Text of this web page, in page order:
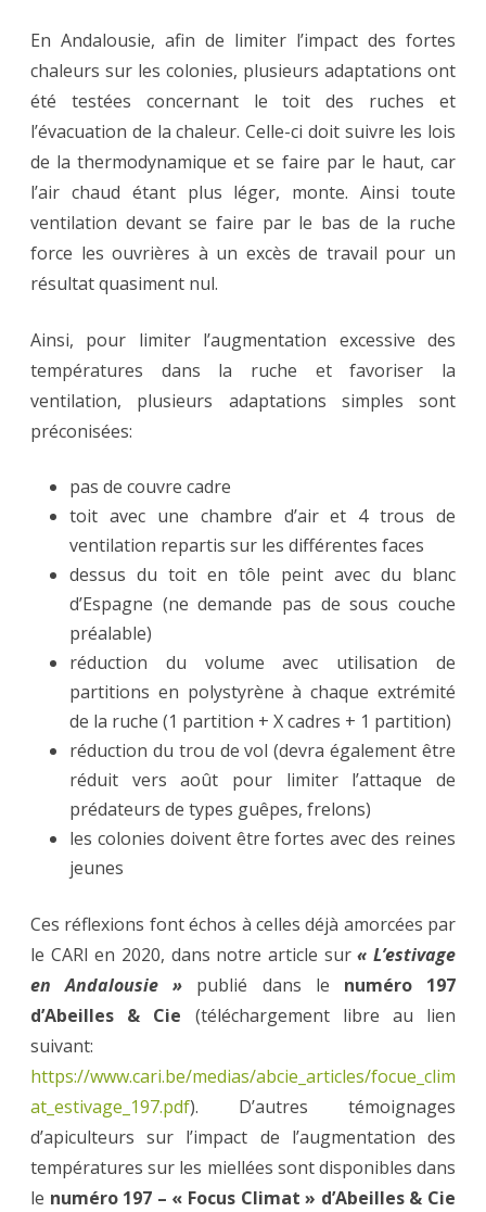
En Andalousie, afin de limiter l’impact des fortes
chaleurs sur les colonies, plusieurs adaptations ont
été testées concernant le toit des ruches et
l’évacuation de la chaleur. Celle-ci doit suivre les lois
de la thermodynamique et se faire par le haut, car
l’air chaud étant plus léger, monte. Ainsi toute
ventilation devant se faire par le bas de la ruche
force les ouvrières à un excès de travail pour un
résultat quasiment nul.
Ainsi, pour limiter l’augmentation excessive des
températures dans la ruche et favoriser la
ventilation, plusieurs adaptations simples sont
préconisées:
pas de couvre cadre
toit avec une chambre d’air et 4 trous de
ventilation repartis sur les différentes faces
dessus du toit en tôle peint avec du blanc
d’Espagne (ne demande pas de sous couche
préalable)
réduction du volume avec utilisation de
partitions en polystyrène à chaque extrémité
de la ruche (1 partition + X cadres + 1 partition)
réduction du trou de vol (devra également être
réduit vers août pour limiter l’attaque de
prédateurs de types guêpes, frelons)
les colonies doivent être fortes avec des reines
jeunes
Ces réflexions font échos à celles déjà amorcées par
le CARI en 2020, dans notre article sur« L’estivage
en Andalousie » publié dans le numéro 197
d’Abeilles & Cie (téléchargement libre au lien
suivant:
https://www.cari.be/medias/abcie_articles/focue_clim
at_estivage_197.pdf). D’autres témoignages
d’apiculteurs sur l’impact de l’augmentation des
températures sur les miellées sont disponibles dans
le numéro 197 – « Focus Climat » d’Abeilles & Cie